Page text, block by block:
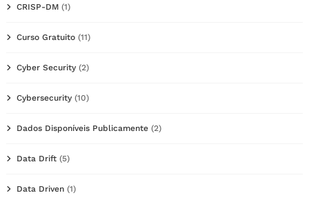
CRISP-DM (1)
Curso Gratuito (11)
Cyber Security (2)
Cybersecurity (10)
Dados Disponíveis Publicamente (2)
Data Drift (5)
Data Driven (1)